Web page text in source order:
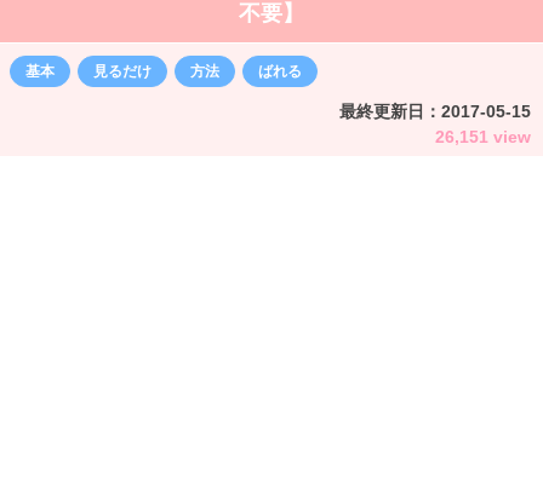
不要】
基本 見るだけ 方法 ばれる
最終更新日： 2017-05-15
26,151 view